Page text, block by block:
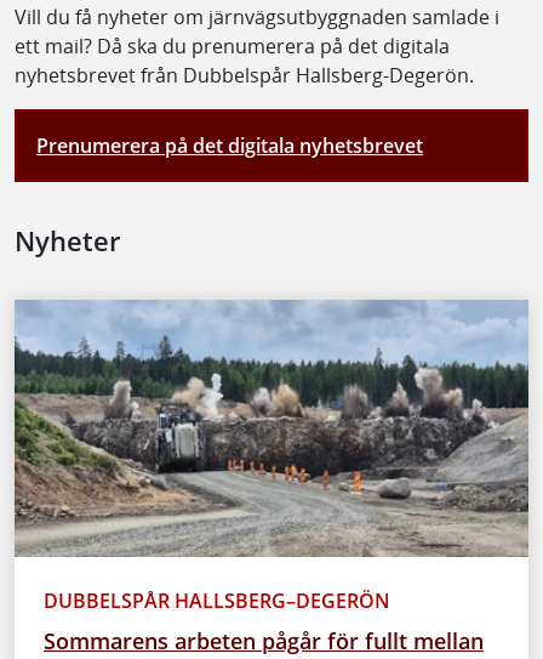
Vill du få nyheter om järnvägsutbyggnaden samlade i
ett mail? Då ska du prenumerera på det digitala
nyhetsbrevet från Dubbelspår Hallsberg-Degerön.
Prenumerera på det digitala nyhetsbrevet
Nyheter
DUBBELSPÅR HALLSBERG–DEGERÖN
Sommarens arbeten pågår för fullt mellan